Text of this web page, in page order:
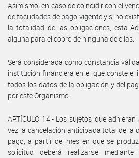
Asimismo, en caso de coincidir con el
de facilidades de pago vigente y si no
la totalidad de las obligaciones, esta
alguna para el cobro de ninguna de ellas.
Será considerada como constancia
institución financiera en el que conste
todos los datos de la obligación y del
por este Organismo.
ARTÍCULO 14.- Los sujetos que
vez la cancelación anticipada total de la
pago, a partir del mes en que se
solicitud deberá realizarse